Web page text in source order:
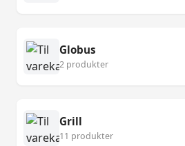
Globus
2 produkter
Grill
11 produkter